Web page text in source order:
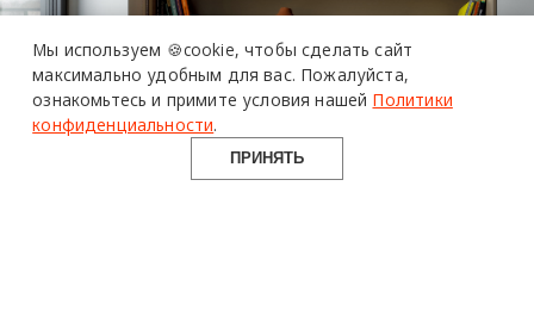
специалистов читают
про дизайн
Мы используем 🍪cookie, чтобы сделать сайт
максимально удобным для вас. Пожалуйста,
ознакомьтесь и примите условия нашей Политики
конфиденциальности.
ПРИНЯТЬ